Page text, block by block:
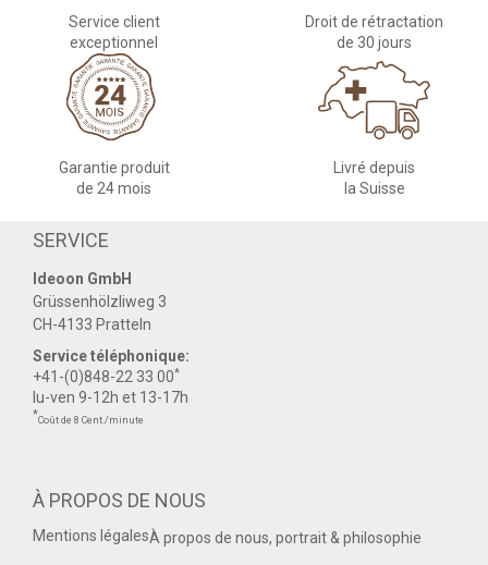
Service client
exceptionnel
Droit de rétractation
de 30 jours
Garantie produit
de 24 mois
Livré depuis
la Suisse
SERVICE
Ideoon GmbH
Grüssenhölzliweg 3
CH-4133 Pratteln
Service téléphonique:
+41-(0)848-22 33 00*
lu-ven 9-12h et 13-17h
*Coût de 8 Cent./minute
À PROPOS DE NOUS
Mentions légalesÀ propos de nous, portrait & philosophie